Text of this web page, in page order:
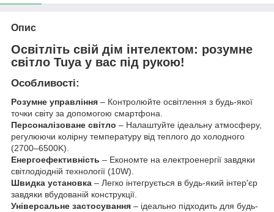
Опис
Освітліть свій дім інтелектом: розумне
світло Tuya у вас під рукою!
Особливості:
Розумне управління – Контролюйте освітлення з будь-якої
точки світу за допомогою смартфона.
Персоналізоване світло – Налаштуйте ідеальну атмосферу,
регулюючи колірну температуру від теплого до холодного
(2700–6500K).
Енергоефективність – Економте на електроенергії завдяки
світлодіодній технології (10W).
Швидка установка – Легко інтегрується в будь-який інтер'єр
завдяки вбудованій конструкції.
Універсальне застосування – ідеально підходить для будь-